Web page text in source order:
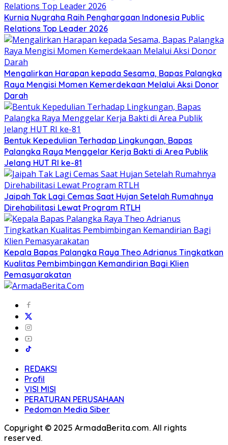
Kurnia Nugraha Raih Penghargaan Indonesia Public
Relations Top Leader 2026
Mengalirkan Harapan kepada Sesama, Bapas Palangka
Raya Mengisi Momen Kemerdekaan Melalui Aksi Donor
Darah
Bentuk Kepedulian Terhadap Lingkungan, Bapas
Palangka Raya Menggelar Kerja Bakti di Area Publik
Jelang HUT RI ke-81
Jaipah Tak Lagi Cemas Saat Hujan Setelah Rumahnya
Direhabilitasi Lewat Program RTLH
Kepala Bapas Palangka Raya Theo Adrianus Tingkatkan
Kualitas Pembimbingan Kemandirian Bagi Klien
Pemasyarakatan
REDAKSI
Profil
VISI MISI
PERATURAN PERUSAHAAN
Pedoman Media Siber
Copyright © 2025 ArmadaBerita.com. All rights
reserved.